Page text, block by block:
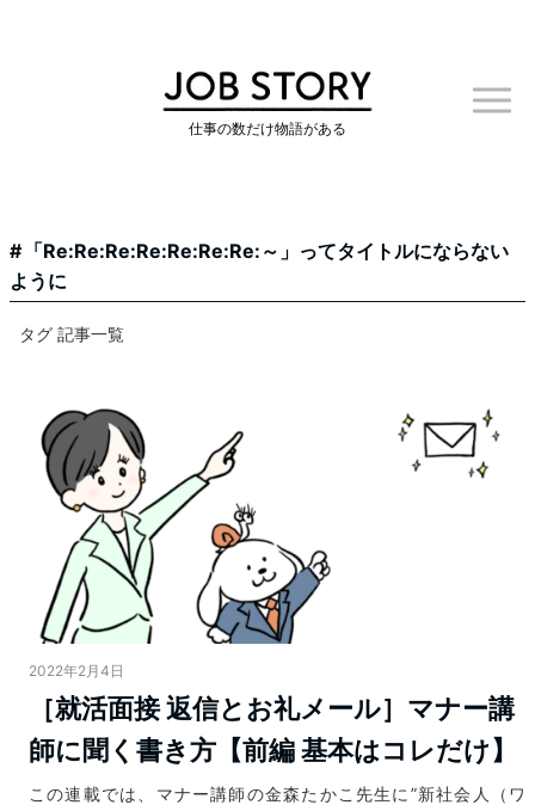
仕事の数だけ物語がある
「Re:Re:Re:Re:Re:Re:Re:～」ってタイトルにならない
ように
タグ 記事一覧
2022年2月4日
［就活面接 返信とお礼メール］マナー講
師に聞く書き方【前編 基本はコレだけ】
この連載では、マナー講師の金森たかこ先生に”新社会人（ワ